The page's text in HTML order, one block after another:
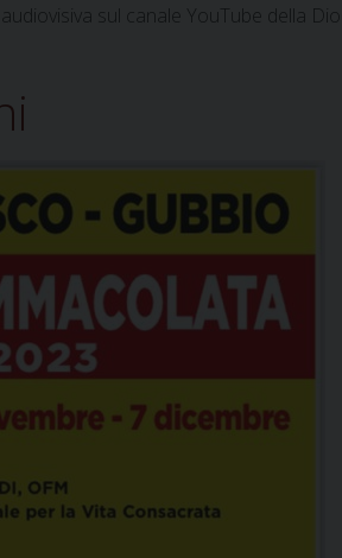
sul canale YouTube della